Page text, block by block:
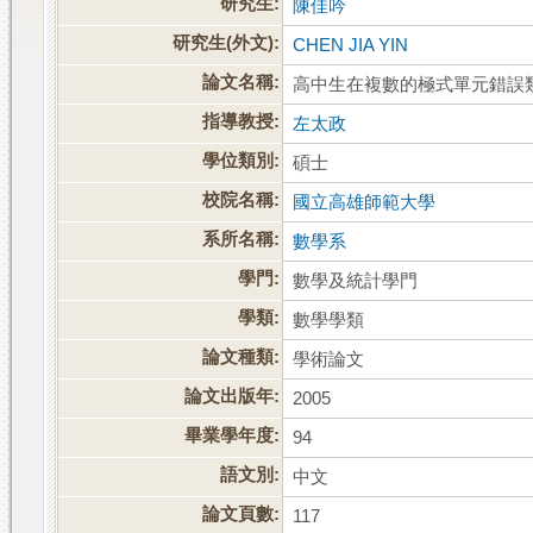
陳佳吟
研究生(外文):
CHEN JIA YIN
論文名稱:
高中生在複數的極式單元錯誤
指導教授:
左太政
學位類別:
碩士
校院名稱:
國立高雄師範大學
系所名稱:
數學系
學門:
數學及統計學門
學類:
數學學類
論文種類:
學術論文
論文出版年:
2005
畢業學年度:
94
語文別:
中文
論文頁數:
117